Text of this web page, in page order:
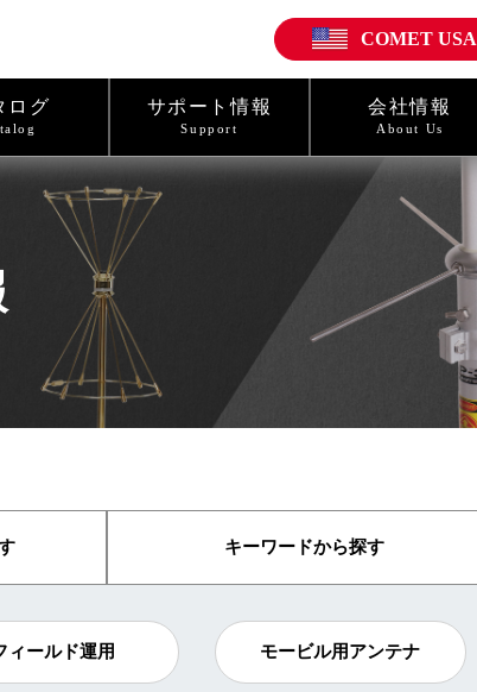
COMET USA
ログ サポート情報
Support
会社情報
About Us
キーワードから探す
ィールド運用 モービル用アンテナ